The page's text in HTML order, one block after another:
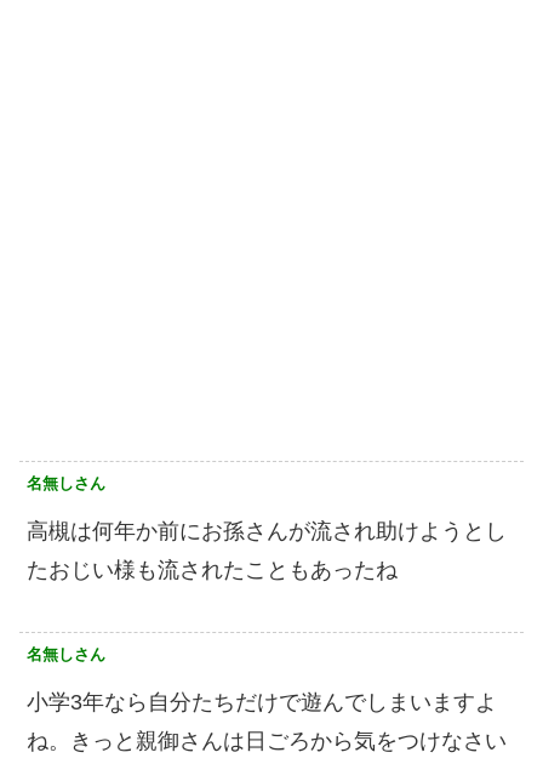
名無しさん
高槻は何年か前にお孫さんが流され助けようとし
たおじい様も流されたこともあったね
名無しさん
小学3年なら自分たちだけで遊んでしまいますよ
ね。きっと親御さんは日ごろから気をつけなさい